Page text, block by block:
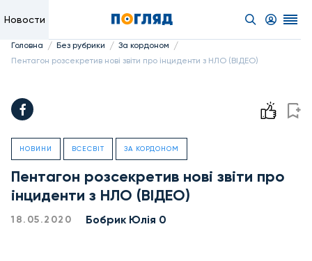
Новости
Головна / Без рубрики / За кордоном /
Пентагон розсекретив нові звіти про інциденти з НЛО (ВІДЕО)
НОВИНИ ВСЕСВІТ ЗА КОРДОНОМ
Пентагон розсекретив нові звіти про
інциденти з НЛО (ВІДЕО)
18.05.2020 Бобрик Юлія 0